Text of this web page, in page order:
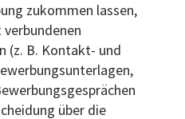
zukommen lassen,
(z. B. Kontakt- und
über die